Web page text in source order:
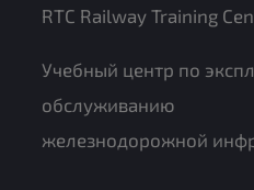
RTC Railway Training
Учебный центр по
обслуживанию
железнодорожной